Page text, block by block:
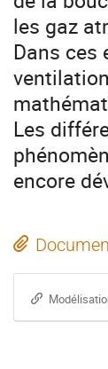
les gaz
Dans ces
Les
encore